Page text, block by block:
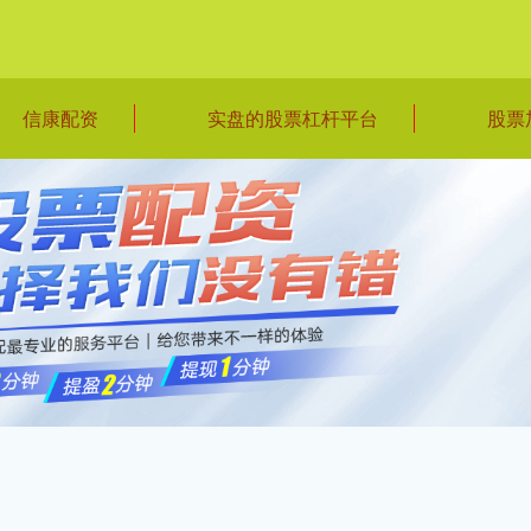
信康配资 实盘的股票杠杆平台 股